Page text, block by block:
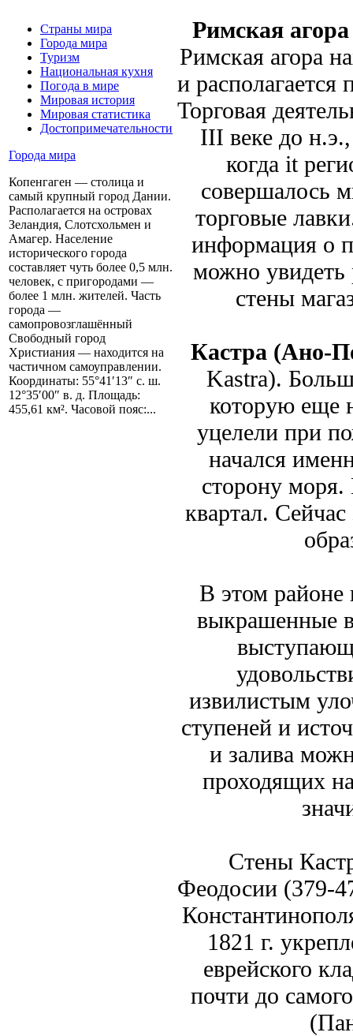
Страны мира
Города мира
Туризм
Национальная кухня
Погода в мире
Мировая история
Мировая статистика
Достопримечательности
Города мира
Копенгаген — столица и
самый крупный город Дании.
Располагается на островах
Зеландия, Слотсхольмен и
Амагер. Население
исторического города
составляет чуть более 0,5 млн.
человек, с пригородами —
более 1 млн. жителей. Часть
города —
самопровозглашённый
Свободный город
Христиания — находится на
частичном самоуправлении.
Координаты: 55°41′13″ с. ш.
12°35′00″ в. д. Площадь:
455,61 км². Часовой пояс:...
Римская агора
Римская агора
и
Торговая
III веке до
когда it
совершалось
торговые
информация о
можно увидеть
стены
Кастра (Ано-
Kastra).
которую еще
уцелели при
начался
сторону
квартал.
В этом районе
выкрашенные
извилистым
ступеней и
и залива
проходящих
Стены
Феодосии (379-
1821 г.
еврейского
почти до